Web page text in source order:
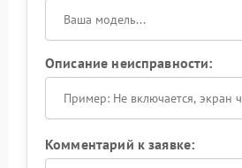
Описание неисправности:
Комментарий к заявке: